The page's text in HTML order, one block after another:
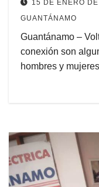
15 DE ENERO
GUANTÁNAMO
Guantánamo –
conexión son
hombres y